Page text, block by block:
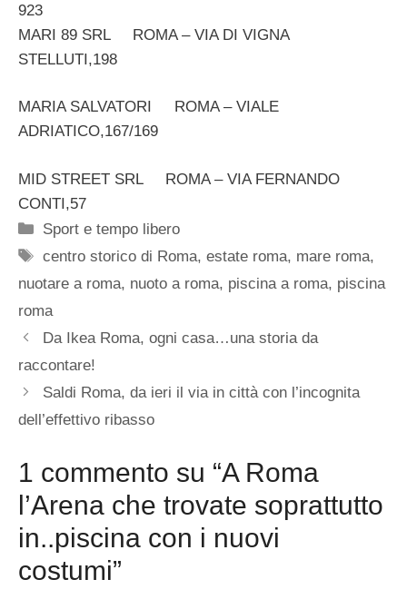
923
MARI 89 SRL ROMA – VIA DI VIGNA
STELLUTI,198
MARIA SALVATORI ROMA – VIALE
ADRIATICO,167/169
MID STREET SRL ROMA – VIA FERNANDO
CONTI,57
Categorie
Sport e tempo libero
Tag
centro storico di Roma,estate roma, mare roma,
nuotare a roma, nuoto a roma, piscina a roma, piscina
roma
Da Ikea Roma, ogni casa…una storia da
raccontare!
Saldi Roma, da ieri il via in città con l’incognita
dell’effettivo ribasso
1 commento su “A Roma
l’Arena che trovate soprattutto
in..piscina con i nuovi
costumi”